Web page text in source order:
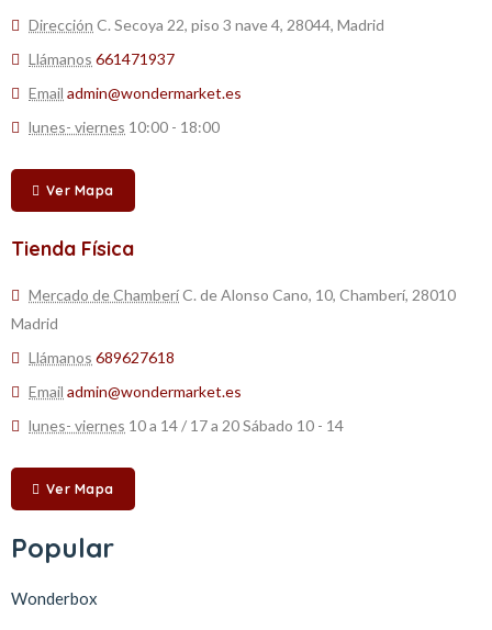
Dirección C. Secoya 22, piso 3 nave 4, 28044, Madrid
Llámanos 661471937
Email admin@wondermarket.es
lunes- viernes 10:00 - 18:00
Ver Mapa
Tienda Física
Mercado de ChamberíC. de Alonso Cano, 10, Chamberí, 28010
Madrid
Llámanos 689627618
Email admin@wondermarket.es
lunes- viernes 10 a 14 / 17 a 20 Sábado 10 - 14
Ver Mapa
Popular
Wonderbox